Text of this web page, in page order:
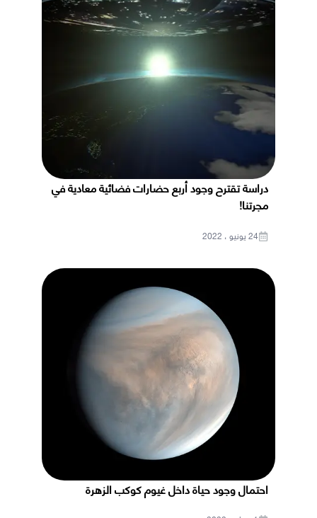
دراسة تقترح وجود أربع حضارات فضائية معادية في
مجرتنا!
24 يونيو ، 2022
احتمال وجود حياة داخل غيوم كوكب الزهرة